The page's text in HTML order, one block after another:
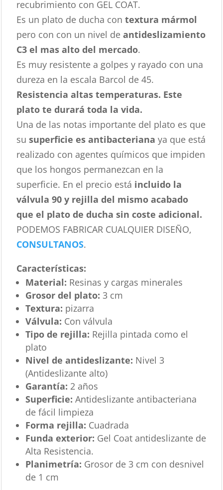
recubrimiento con GEL COAT.
Es un plato de ducha con textura mármol
pero con con un nivel deantideslizamiento
C3 el mas alto del mercado.
Es muy resistente a golpes y rayado con una
dureza en la escala Barcol de 45.
Resistencia altas temperaturas. Este
plato te durará toda la vida.
Una de las notas importante del plato es que
susuperficie es antibacterianaya que está
realizado con agentes químicos que impiden
que los hongos permanezcan en la
superficie. En el precio está incluido la
válvula 90 y rejilla del mismo acabado
que el plato de ducha sin coste adicional.
PODEMOS FABRICAR CUALQUIER DISEÑO,
CONSULTANOS.
Características:
Material: Resinas y cargas minerales
Grosor del plato: 3 cm
Textura: pizarra
Válvula: Con válvula
Tipo de rejilla: Rejilla pintada como el
plato
Nivel de antideslizante: Nivel 3
(Antideslizante alto)
Garantía: 2 años
Superficie: Antideslizante antibacteriana
de fácil limpieza
Forma rejilla: Cuadrada
Funda exterior: Gel Coat antideslizante de
Alta Resistencia.
Planimetría: Grosor de 3 cm con desnivel
de 1 cm